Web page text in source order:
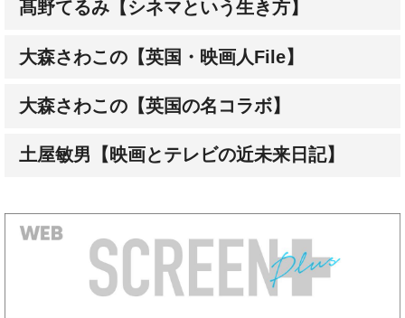
大森さわこの【英国・映画人File】
大森さわこの【英国の名コラボ】
土屋敏男【映画とテレビの近未来日記】